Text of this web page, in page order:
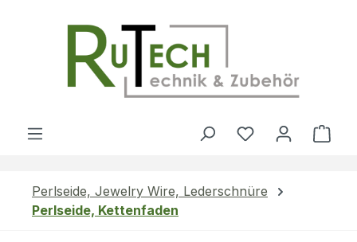
Du hast 0
Perlseide, Jewelry Wire, Lederschnüre
Perlseide, Kettenfaden